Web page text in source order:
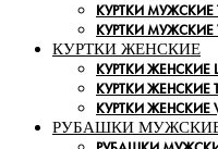
КУРТКИ МУЖСКИЕ
КУРТКИ МУЖСКИЕ
КУРТКИ ЖЕНСКИЕ
КУРТКИ ЖЕНСКИЕ
КУРТКИ ЖЕНСКИЕ
КУРТКИ ЖЕНСКИЕ
РУБАШКИ